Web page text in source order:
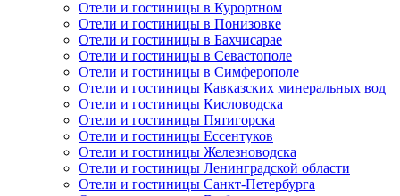
Отели и гостиницы в Курортном
Отели и гостиницы в Понизовке
Отели и гостиницы в Бахчисарае
Отели и гостиницы в Севастополе
Отели и гостиницы в Симферополе
Отели и гостиницы Кавказских минеральных вод
Отели и гостиницы Кисловодска
Отели и гостиницы Пятигорска
Отели и гостиницы Ессентуков
Отели и гостиницы Железноводска
Отели и гостиницы Ленинградской области
Отели и гостиницы Санкт-Петербурга